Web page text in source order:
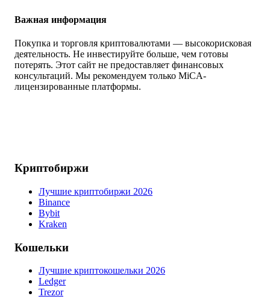
Важная информация
Покупка и торговля криптовалютами — высокорисковая
деятельность. Не инвестируйте больше, чем готовы
потерять. Этот сайт не предоставляет финансовых
консультаций. Мы рекомендуем только MiCA-
лицензированные платформы.
Криптобиржи
Лучшие криптобиржи 2026
Binance
Bybit
Kraken
Кошельки
Лучшие криптокошельки 2026
Ledger
Trezor